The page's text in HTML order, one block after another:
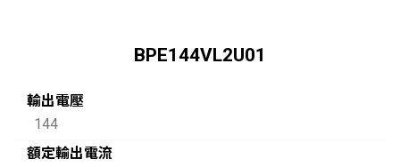
BPE144VL2U01
輸出電壓
144
額定輸出電流